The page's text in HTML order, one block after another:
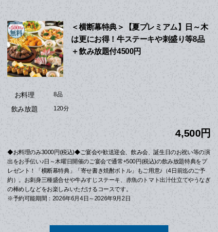
＜横断幕特典＞【夏プレミアム】日～木
は更にお得！牛ステーキや刺盛り等8品
＋飲み放題付4500円
お料理 8品
飲み放題 120分
4,500円
◆お料理のみ3000円(税込)◆ご宴会や歓送迎会、飲み会、誕生日のお祝い等の演
出をお手伝い♪日～木曜日開催のご宴会で通常+500円(税込)の飲み放題特典をプ
レゼント！「横断幕特典」「寄せ書き焼酎ボトル」もご用意♪（4日前迄のご予
約）。お刺身三種盛合せや牛みすじステーキ、赤魚のトマト出汁仕立てやうなぎ
の棒めしなどをお楽しみいただけるコースです。
※予約可能期間：2026年6月4日～2026年9月2日